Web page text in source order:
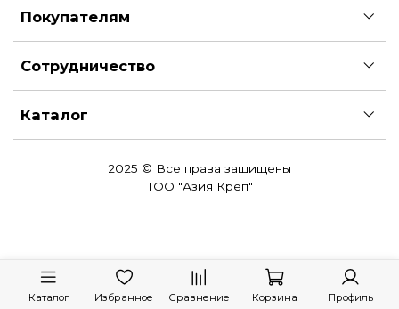
Покупателям
Сотрудничество
Каталог
2025 © Все права защищены
ТОО "Азия Креп"
Каталог Избранное Сравнение Корзина Профиль